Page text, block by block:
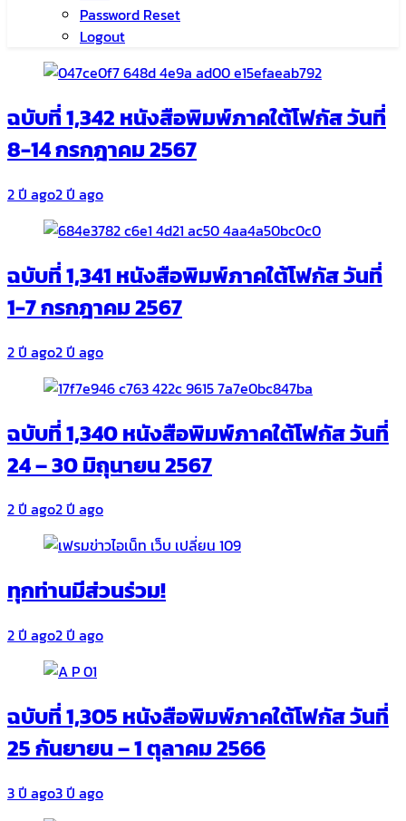
Password Reset
Logout
ฉบับที่ 1,342 หนังสือพิมพ์ภาคใต้โฟกัส วันที่
8-14 กรกฎาคม 2567
2 ปี ago2 ปี ago
ฉบับที่ 1,341 หนังสือพิมพ์ภาคใต้โฟกัส วันที่
1-7 กรกฎาคม 2567
2 ปี ago2 ปี ago
ฉบับที่ 1,340 หนังสือพิมพ์ภาคใต้โฟกัส วันที่
24 – 30 มิถุนายน 2567
2 ปี ago2 ปี ago
ทุกท่านมีส่วนร่วม!
2 ปี ago2 ปี ago
ฉบับที่ 1,305 หนังสือพิมพ์ภาคใต้โฟกัส วันที่
25 กันยายน – 1 ตุลาคม 2566
3 ปี ago3 ปี ago